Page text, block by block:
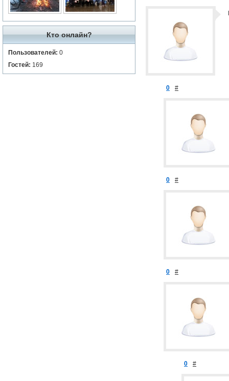
Кто онлайн?
Пользователей: 0
Гостей: 169
0 #
0 #
0 #
0 #